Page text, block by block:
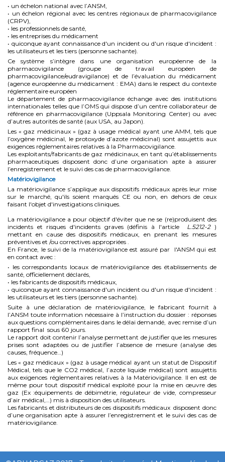
• un échelon national avec l’ANSM,
• un échelon régional avec les centres régionaux de pharmacovigilance
(CRPV),
• les professionnels de santé,
• les entreprises du médicament
• quiconque ayant connaissance d'un incident ou d'un risque d'incident :
les utilisateurs et les tiers (personne sachante).
Ce système s’intègre dans une organisation européenne de la
pharmacovigilance (groupe de travail européen de
pharmacovigilance/eudravigilance) et de l’évaluation du médicament
(agence européenne du médicament : EMA) dans le respect du contexte
réglementaire européen
Le département de pharmacovigilance échange avec des institutions
internationales telles que l’OMS qui dispose d’un centre collaborateur de
référence en pharmacovigilance (Uppsala Monitoring Center) ou avec
d’autres autorités de santé (aux USA, au Japon).
Les « gaz médicinaux » (gaz à usage médical ayant une AMM, tels que
l’oxygène médicinal, le protoxyde d’azote médicinal) sont assujettis aux
exigences réglementaires relatives à la Pharmacovigilance.
Les exploitants/fabricants de gaz médicinaux, en tant qu’établissements
pharmaceutiques disposent donc d’une organisation apte à assurer
l’enregistrement et le suivi des cas de pharmacovigilance.
Matériovigilance
La matériovigilance s’applique aux dispositifs médicaux après leur mise
sur le marché, qu'ils soient marqués CE ou non, en dehors de ceux
faisant l'objet d'investigations cliniques.
La matériovigilance a pour objectif d'éviter que ne se (re)produisent des
incidents et risques d'incidents graves (définis à l'article
L.5212-2)
mettant en cause des dispositifs médicaux, en prenant les mesures
préventives et /ou correctives appropriées .
En France, le suivi de la matériovigilance est assuré par l'ANSM qui est
en contact avec :
• les correspondants locaux de matériovigilance des établissements de
santé, officiellement déclarés,
• les fabricants de dispositifs médicaux,
• quiconque ayant connaissance d'un incident ou d'un risque d'incident :
les utilisateurs et les tiers (personne sachante).
Suite à une déclaration de matériovigilance, le fabricant fournit à
l’ANSM toute information nécessaire à l’instruction du dossier : réponses
aux questions complémentaires dans le délai demandé, avec remise d’un
rapport final sous 60 jours.
Le rapport doit contenir l’analyse permettant de justifier que les mesures
prises sont adaptées ou de justifier l’absence de mesure (analyse des
causes, fréquence…)
Les « gaz médicaux » (gaz à usage médical ayant un statut de Dispositif
Médical, tels que le CO2 médical, l’azote liquide médical) sont assujettis
aux exigences réglementaires relatives à la Matériovigilance. Il en est de
même pour tout dispositif médical exploité pour la mise en œuvre des
gaz (Ex :équipements de débimétrie, régulateur de vide, compresseur
d’air médical,…) mis à disposition des utilisateurs.
Les fabricants et distributeurs de ces dispositifs médicaux disposent donc
d’une organisation apte à assurer l’enregistrement et le suivi des cas de
matériovigilance.